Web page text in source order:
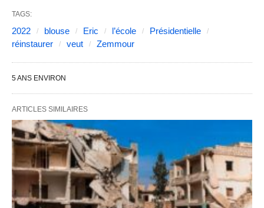
TAGS:
2022 blouse Eric l’école
Présidentielle
réinstaurer
veut Zemmour
5 ANS ENVIRON
ARTICLES SIMILAIRES